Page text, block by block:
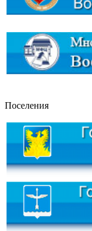
Поселения